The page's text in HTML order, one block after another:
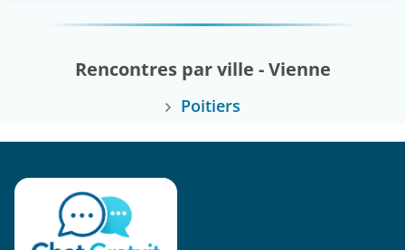
Rencontres par ville - Vienne
Poitiers